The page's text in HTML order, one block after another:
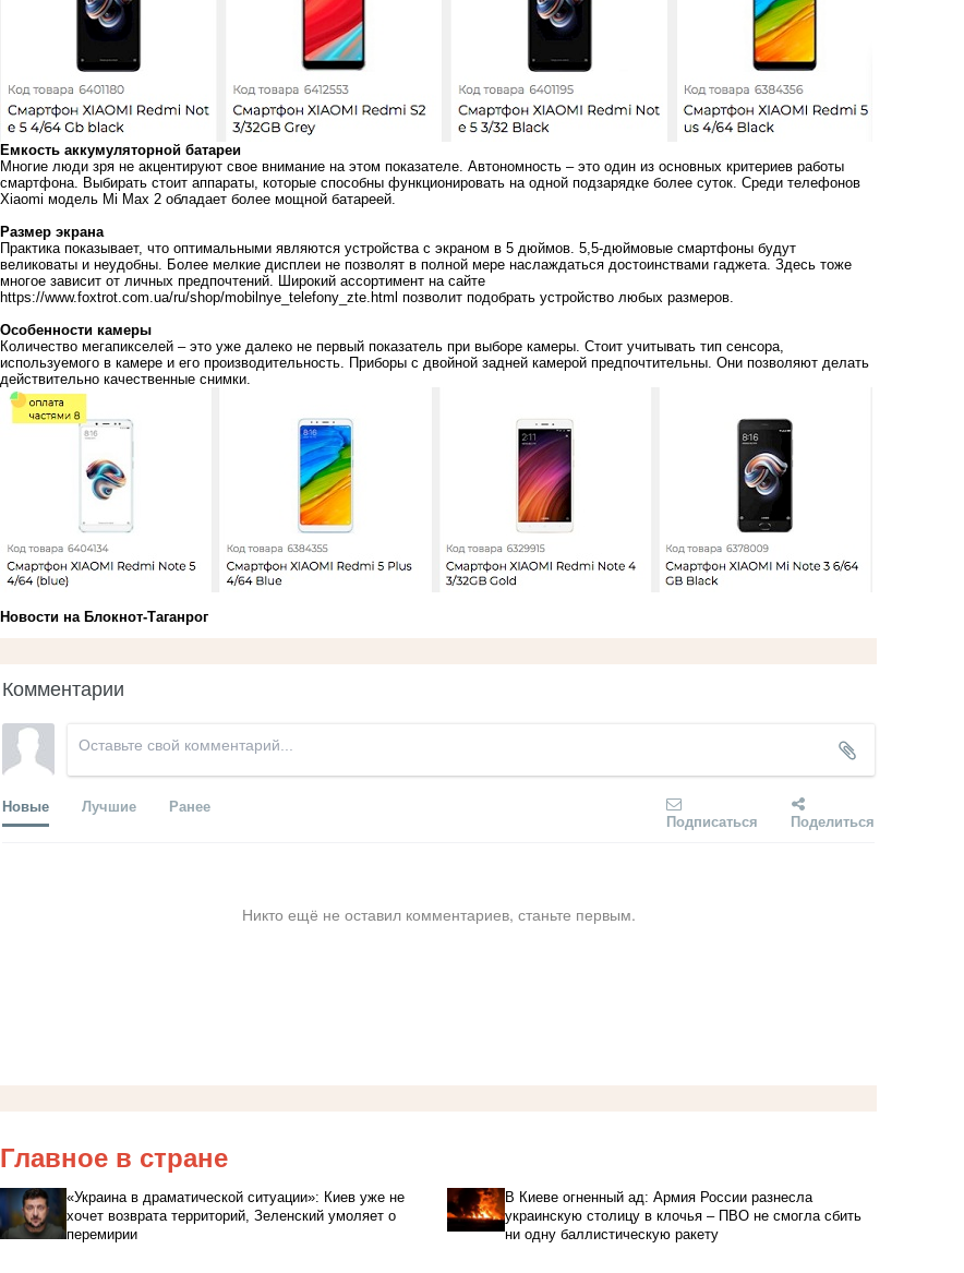
Емкость аккумуляторной батареи
Многие люди зря не акцентируют свое внимание на этом показателе. Автономность – это один из основных критериев работы
смартфона. Выбирать стоит аппараты, которые способны функционировать на одной подзарядке более суток. Среди телефонов
Xiaomi модель Mi Max 2 обладает более мощной батареей.
Размер экрана
Практика показывает, что оптимальными являются устройства с экраном в 5 дюймов. 5,5-дюймовые смартфоны будут
великоваты и неудобны. Более мелкие дисплеи не позволят в полной мере наслаждаться достоинствами гаджета. Здесь тоже
многое зависит от личных предпочтений. Широкий ассортимент на сайте
https://www.foxtrot.com.ua/ru/shop/mobilnye_telefony_zte.html позволит подобрать устройство любых размеров.
Особенности камеры
Количество мегапикселей – это уже далеко не первый показатель при выборе камеры. Стоит учитывать тип сенсора,
используемого в камере и его производительность. Приборы с двойной задней камерой предпочтительны. Они позволяют делать
действительно качественные снимки.
Новости на Блoкнoт-Таганрог
Комментарии
Новые Лучшие Ранее
Подписаться Поделиться
Никто ещё не оставил комментариев, станьте первым.
Главное в стране
«Украина в драматической ситуации»: Киев уже не
хочет возврата территорий, Зеленский умоляет о
перемирии
В Киеве огненный ад: Армия России разнесла
украинскую столицу в клочья – ПВО не смогла сбить
ни одну баллистическую ракету